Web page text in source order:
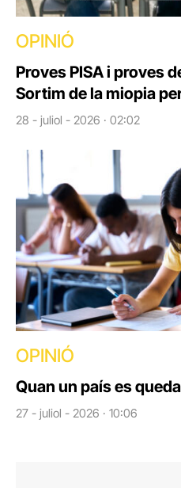
OPINIÓ
Proves PISA i proves
Sortim de la miopia
28 - juliol - 2026 · 02:02
OPINIÓ
Quan un país es
27 - juliol - 2026 · 10:06